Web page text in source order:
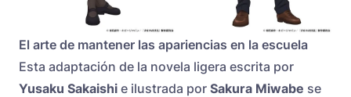
El arte de mantener las apariencias en la escuela
Esta adaptación de la novela ligera escrita por
Yusaku Sakaishi e ilustrada por Sakura Miwabe se